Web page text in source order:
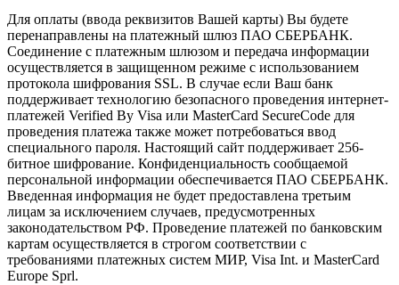
Для оплаты (ввода реквизитов Вашей карты) Вы будете
перенаправлены на платежный шлюз ПАО СБЕРБАНК.
Соединение с платежным шлюзом и передача информации
осуществляется в защищенном режиме с использованием
протокола шифрования SSL. В случае если Ваш банк
поддерживает технологию безопасного проведения интернет-
платежей Verified By Visa или MasterCard SecureCode для
проведения платежа также может потребоваться ввод
специального пароля. Настоящий сайт поддерживает 256-
битное шифрование. Конфиденциальность сообщаемой
персональной информации обеспечивается ПАО СБЕРБАНК.
Введенная информация не будет предоставлена третьим
лицам за исключением случаев, предусмотренных
законодательством РФ. Проведение платежей по банковским
картам осуществляется в строгом соответствии с
требованиями платежных систем МИР, Visa Int. и MasterCard
Europe Sprl.